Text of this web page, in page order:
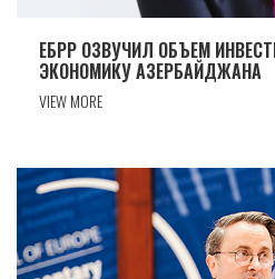
ЕБРР ОЗВУЧИЛ ОБЪЕМ
ЭКОНОМИКУ АЗЕРБАЙДЖАНА
VIEW MORE